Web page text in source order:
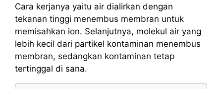
Cara kerjanya yaitu air dialirkan dengan
tekanan tinggi menembus membran untuk
memisahkan ion. Selanjutnya, molekul air yang
lebih kecil dari partikel kontaminan menembus
membran, sedangkan kontaminan tetap
tertinggal di sana.